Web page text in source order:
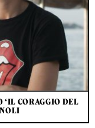
‘IL CORAGGIO DEL